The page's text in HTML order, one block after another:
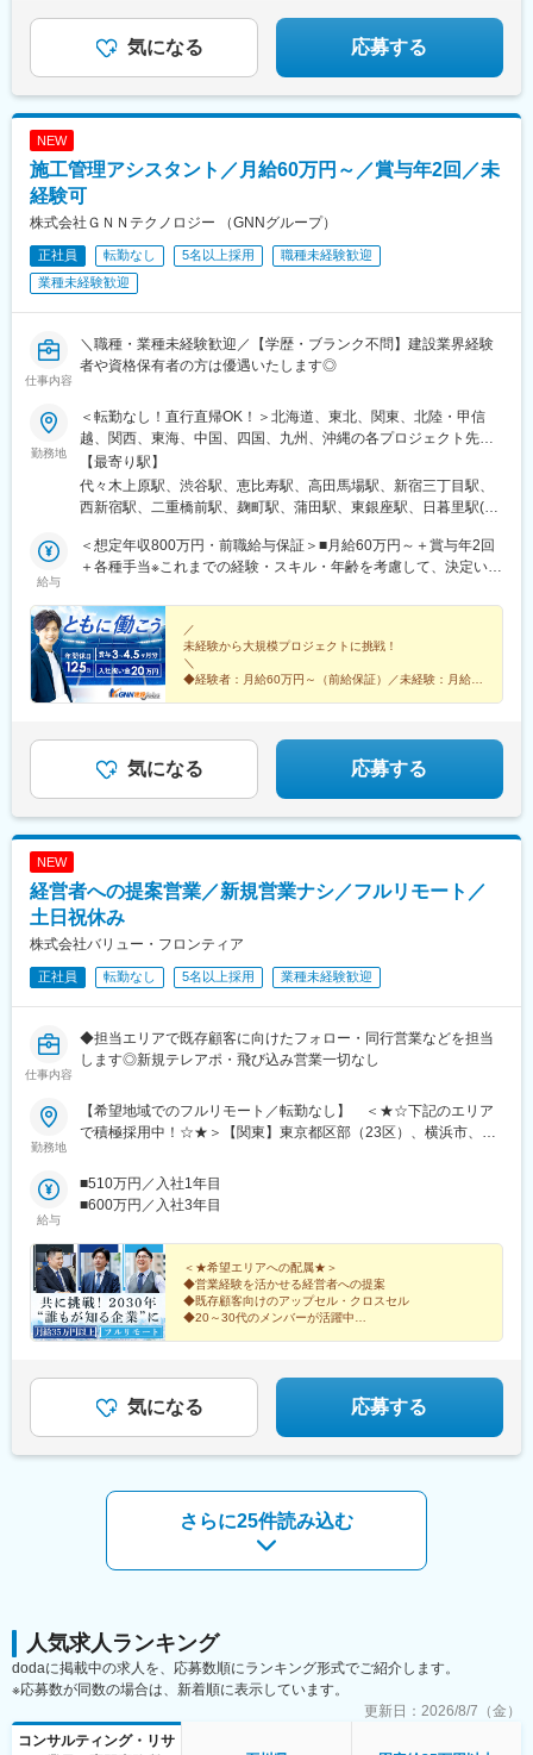
新富町駅(東京都)、勝どき駅、京橋駅(東京都)、新中野駅、京王八
王子駅、武蔵五日市駅、西台駅、本蓮沼駅、青物横丁駅、武蔵境
ス駅、新千葉駅、京成稲毛駅、新八柱駅、大宮駅(埼玉県)、南浦和
駅、さいたま新都心駅、北浦和駅、浦和駅、和光市駅、西川口
駅、東川口駅、朝霞駅、新越谷駅、川越駅、志木駅、所沢駅、草
駅、平林駅(大阪府)、中ふ頭駅、西大橋駅、肥後橋駅、阿波座駅、
北浜駅(大阪府)、なんば駅(南海線)、天満橋駅、長堀橋駅、谷町六
(大阪府・阪急線)、なにわ橋駅、天満駅、中津駅(地下鉄)、中崎町
駅、扇町駅(大阪府)、西梅田駅、大阪梅田駅(阪神線)、矢場町駅、
左京山駅、武蔵小杉駅、目黒駅、秋葉原駅、新橋駅、東京駅、町
田駅、大手町駅(東京都)、中野駅(東京都)、大門駅(東京都)、西日
暮里駅、五反田駅、中目黒駅、泉岳寺駅、立川駅、小竹向原駅、
二子玉川駅、四ツ谷駅、あざみ野駅、湘南台駅、天王洲アイル
駅、日吉駅(神奈川県)、溝の口駅、長津田駅、登戸駅、戸塚駅、海
老名駅(相模線)、大和駅(神奈川県)、菊名駅、大船駅、橋本駅(神奈
川県)、上大岡駅、中央林間駅、川崎駅、稲毛駅、千葉駅、新松戸
駅、浦安駅(千葉県)、北習志野駅、京成船橋駅、新浦安駅、新鎌ケ
谷駅、市川駅、舞浜駅、南流山駅、本八幡駅(都営線)、船橋駅、西
県)、栄駅(愛知県)、東梅田駅、阿倍野駅(阪堺線)、鶴橋駅、京橋駅
(大阪府)、南方駅(大阪府)、上小田井駅、上飯田駅、鶴舞駅、藤が
丘駅(愛知県)、金山駅(愛知県)、流山おおたかの森駅、藤沢駅、富
田駅(大阪府)、上牧駅(大阪府)、高槻駅、高槻市駅、天王寺駅、新
今宮駅、本町駅、江坂駅、弁天町駅、西九条駅、千里中央駅(北大
橋駅、刈谷駅、星ケ丘駅(愛知県)、高蔵寺駅、ＪＲ難波駅、中百舌
鳥駅、大曽根駅、赤池駅(愛知県)、大阪駅、新大阪駅、北新地駅、
大阪阿部野橋駅、近鉄名古屋駅、名鉄名古屋駅、博多駅、天神
駅、福岡空港駅(鉄道)、姪浜駅、西新駅、天神南駅、大橋駅(福岡
県)、中洲川端駅、千早駅、三ノ宮駅、尼崎駅(東海道本線)、神戸
王寺駅、近鉄奈良駅、学園前駅(奈良県)、大和西大寺駅、生駒駅、
和歌山駅、和歌山市駅、京都駅、京阪山科駅、烏丸駅、草津駅(滋
賀県)、南草津駅、京阪石山駅、瀬田駅(滋賀県)、竹田駅(京都府)、
大通駅、札幌駅、仙台駅、岡山駅、下関駅、松江駅、鳥取駅、広
島駅、福山駅、横川駅、新白島駅、西条駅(広島県)、西高屋駅、東
広島駅、八本松駅、北参道駅、浜松町駅、西日暮里駅(舎人ライナ
ー)、大崎広小路駅、祐天寺駅、江古田駅、二子新地駅、阿倍野駅
(地下鉄)、鴫野駅、西中島南方駅、丸の内駅(愛知県)、小田井駅、
上前津駅、東別院駅、摂津富田駅、新今宮駅前駅、千鳥橋駅、千
里中央駅(大阪モノレール)、百舌鳥八幡駅、玉造駅、宮之阪駅、新
ンター駅、祇園駅(福岡県)、西鉄福岡駅、櫛田神社前駅、西鉄千早
駅、三宮駅(神戸新交通)、ハーバーランド駅、山陽姫路駅、西代
駅(京都市営)、石山駅、くいな橋駅、西４丁目駅、さっぽろ駅、仙
台駅(地下鉄)、岡山駅前駅、横川駅(広島県)、白島駅(広島高速交通
駅、天王寺駅前駅、動物園前駅、駅前駅、平安通駅、呉服町駅(福
岡県)、香椎宮前駅、三宮駅(神戸市営)、高速神戸駅、西新町駅、
信貴山下駅、四宮駅、五条駅(京都市営)、唐橋前駅、狸小路駅、北
１２条駅、あおば通駅、西川緑道公園駅、猿猴橋町駅、横川一丁
目駅、城北駅
気になる 応募する
NEW
施工管理アシスタント／月給60万円～／賞与年2回／未
経験可
株式会社ＧＮＮテクノロジー （GNNグループ）
正社員 転勤なし 5名以上採用
職種未経験歓迎
業種未経験歓迎
仕事内容
＼職種・業種未経験歓迎／【学歴・ブランク不問】建設業界経験
者や資格保有者の方は優遇いたします◎
勤務地
＜転勤なし！直行直帰OK！＞北海道、東北、関東、北陸・甲信
越、関西、東海、中国、四国、九州、沖縄の各プロジェクト先★
希望勤務地・通勤時間を考慮いたします！★直行直帰OK★U・Iタ
ーン歓迎！住宅手当あり★転居を伴う転勤はありません北海道東
北／青森県・岩手県・宮城県・秋田県・山形県・福島県関東／東
山、石川、福井、新潟県、長野県、山梨県関西／大阪、京都、滋
賀、兵庫、奈良、和歌山東海／愛知、静岡、三重、岐阜中国・四
州／福岡、佐賀、長崎、熊本、大分、宮崎、鹿児島、沖縄＼広島
にてビッグプロジェクト始動！／裁量のあるポジションをお任せ
◎より高待遇をご用意しております。ご希望の方は面接にてお気
軽にご質問ください。
【最寄り駅】
代々木上原駅、渋谷駅、恵比寿駅、高田馬場駅、新宿三丁目駅、
西新宿駅、二重橋前駅、麹町駅、蒲田駅、東銀座駅、日暮里駅(舎
河駅、有楽町駅、豊洲駅、南砂町駅、三田駅(東京都)、森下駅(東
京都)、高輪台駅、新木場駅、北千住駅、大崎駅、国分寺駅、東京
駅(東京都)、白金高輪駅、高輪ゲートウェイ駅、神谷町駅、外苑前
駅、国立駅、南新宿駅、初台駅、千駄ケ谷駅、曙橋駅、国立競技
場駅、四谷三丁目駅、西荻窪駅、富士見ケ丘駅、荻窪駅、神保町
駅、淡路町駅、市ケ谷駅、九段下駅、上野御徒町駅、昭和島駅、
池上駅、糀谷駅、八丁堀駅(東京都)、日本橋駅(東京都)、築地市場
新中野駅、京王八王子駅、武蔵五日市駅、西台駅、本蓮沼駅、大
森海岸駅、青物横丁駅、武蔵境駅、三鷹駅、吉祥寺駅、湯島駅、
駅、新八柱駅、大宮駅(埼玉県)、南浦和駅、さいたま新都心駅、北
浦和駅、浦和駅、和光市駅、西川口駅、東川口駅、朝霞駅、新越
谷駅、川越駅、蕨駅、志木駅、所沢駅、草加駅、大阪難波駅、淀
頭駅、西大橋駅、肥後橋駅、阿波座駅、北浜駅(大阪府)、なんば駅
府)、東部市場前駅、今川駅(大阪府)、中津駅(大阪府・阪急線)、な
にわ橋駅、天満駅、中津駅(地下鉄)、中崎町駅、扇町駅(大阪府)、
駅(名古屋市営)、伏屋駅、稲永駅、笠寺駅、左京山駅、武蔵小杉
駅、目黒駅、秋葉原駅、新橋駅、東京駅、町田駅、綾瀬駅、大手
駅、四ツ谷駅、あざみ野駅、湘南台駅、天王洲アイル駅、日吉駅
(神奈川県)、溝の口駅、長津田駅、登戸駅、戸塚駅、海老名駅(相
大岡駅、中央林間駅、川崎駅、千葉駅、新松戸駅、浦安駅(千葉
県)、北習志野駅、京成船橋駅、新浦安駅、新鎌ケ谷駅、市川駅、
舞浜駅、南流山駅、本八幡駅(都営線)、船橋駅、西船橋駅、久喜
駅、川口駅、南越谷駅、天下茶屋駅、伏見駅(愛知県)、栄駅(愛知
県)、東梅田駅、阿倍野駅(阪堺線)、今宮戎駅、鶴橋駅、京橋駅(大
駅(愛知県)、金山駅(愛知県)、流山おおたかの森駅、藤沢駅、富田
駅(大阪府)、上牧駅(大阪府)、高槻駅、高槻市駅、天王寺駅、新今
宮駅、本町駅、江坂駅、弁天町駅、西九条駅、千里中央駅(北大阪
駅、中百舌鳥駅、大曽根駅、赤池駅(愛知県)、大阪駅、新大阪駅、
北新地駅、大阪阿部野橋駅、近鉄名古屋駅、名鉄名古屋駅、博多
駅、天神駅、福岡空港駅(鉄道)、姪浜駅、西新駅、天神南駅、大橋
駅(福岡県)、中洲川端駅、千早駅、三ノ宮駅、尼崎駅(東海道本
賀県)、南草津駅、京阪石山駅、瀬田駅(滋賀県)、竹田駅(京都府)、
大通駅、札幌駅、仙台駅、岡山駅、下関駅、松江駅、鳥取駅、広
島駅、福山駅、横川駅、新白島駅、西条駅(広島県)、西高屋駅、東
広島駅、八本松駅、北参道駅、青井駅、浜松町駅、西日暮里駅(舎
人ライナー)、大崎広小路駅、祐天寺駅、江古田駅、二子新地駅、
阿倍野駅(地下鉄)、鴫野駅、西中島南方駅、丸の内駅(愛知県)、小
給与
＜想定年収800万円・前職給与保証＞■月給60万円～＋賞与年2回
＋各種手当※これまでの経験・スキル・年齢を考慮して、決定いた
年齢、経験、能力、適性を考慮して、支給額を決定します。ーー
ーーーーーーーーーーーーーーーーーーーーーーーーーーーーー
ーー■未経験者は月給35万円～＋賞与年2回＋各種手当 ※これま
での経験・スキル・年齢を考慮して、決定いたします※残業代は別
途全額支給します。＼勤務地特典！／入社祝い金として別途20万
／
未経験から大規模プロジェクトに挑戦！
＼
◆経験者：月給60万円～（前給保証）／未経験：月給
気になる 応募する
NEW
経営者への提案営業／新規営業ナシ／フルリモート／
土日祝休み
株式会社バリュー・フロンティア
正社員 転勤なし 5名以上採用 業種未経験歓迎
仕事内容
◆担当エリアで既存顧客に向けたフォロー・同行営業などを担当
します◎新規テレアポ・飛び込み営業一切なし
勤務地
【希望地域でのフルリモート／転勤なし】 ＜★☆下記のエリア
で積極採用中！☆★＞【関東】東京都区部（23区）、横浜市、川
市、新潟市【北海道・東北】札幌市、仙台市【中国・九州】広島
市、岡山市、福岡市、北九州市、熊本市◎上記のエリアに通える
ワークでの業務＋対面商談（直行直帰）が基本となります。商談
はオンラインで実施するケースもございます。必要な際はカーシ
ェアサービス（タイムズカー）も利用いただけます。※業務に必要
な機材などは会社が支給します※居住地以外での勤務をご希望の方
は選考時にご相談ください＝＝＝■配属エリアによっては大阪の本
社で研修や業務を行う場合もあります。※月に1回本社での社内会
ビル9階＜アクセス＞・大阪メトロ御堂筋線「西中島南方」駅から
徒歩10分・各線「新大阪」駅から徒歩14分
給与
■510万円／入社1年目
■600万円／入社3年目
＜★希望エリアへの配属★＞
◆営業経験を活かせる経営者への提案
◆既存顧客向けのアップセル・クロスセル
◆20～30代のメンバーが活躍中
気になる 応募する
さらに25件読み込む
人気求人ランキング
dodaに掲載中の求人を、応募数順にランキング形式でご紹介します。
※応募数が同数の場合は、新着順に表示しています。
更新日： 2026/8/7（金）
コンサルティング・リサ